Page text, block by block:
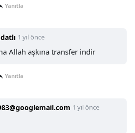
Yanıtla
1 yıl önce
Allah aşkına transfer indir
Yanıtla
1 yıl önce